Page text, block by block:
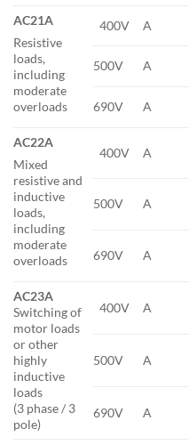
AC21A
Resistive
loads,
including
moderate
overloads
400V A
500V A
690V A
AC22A
Mixed
resistive and
inductive
loads,
including
moderate
overloads
400V A
500V A
690V A
AC23A
Switching of
motor loads
or other
highly
inductive
loads
(3 phase / 3
pole)
400V A
500V A
690V A